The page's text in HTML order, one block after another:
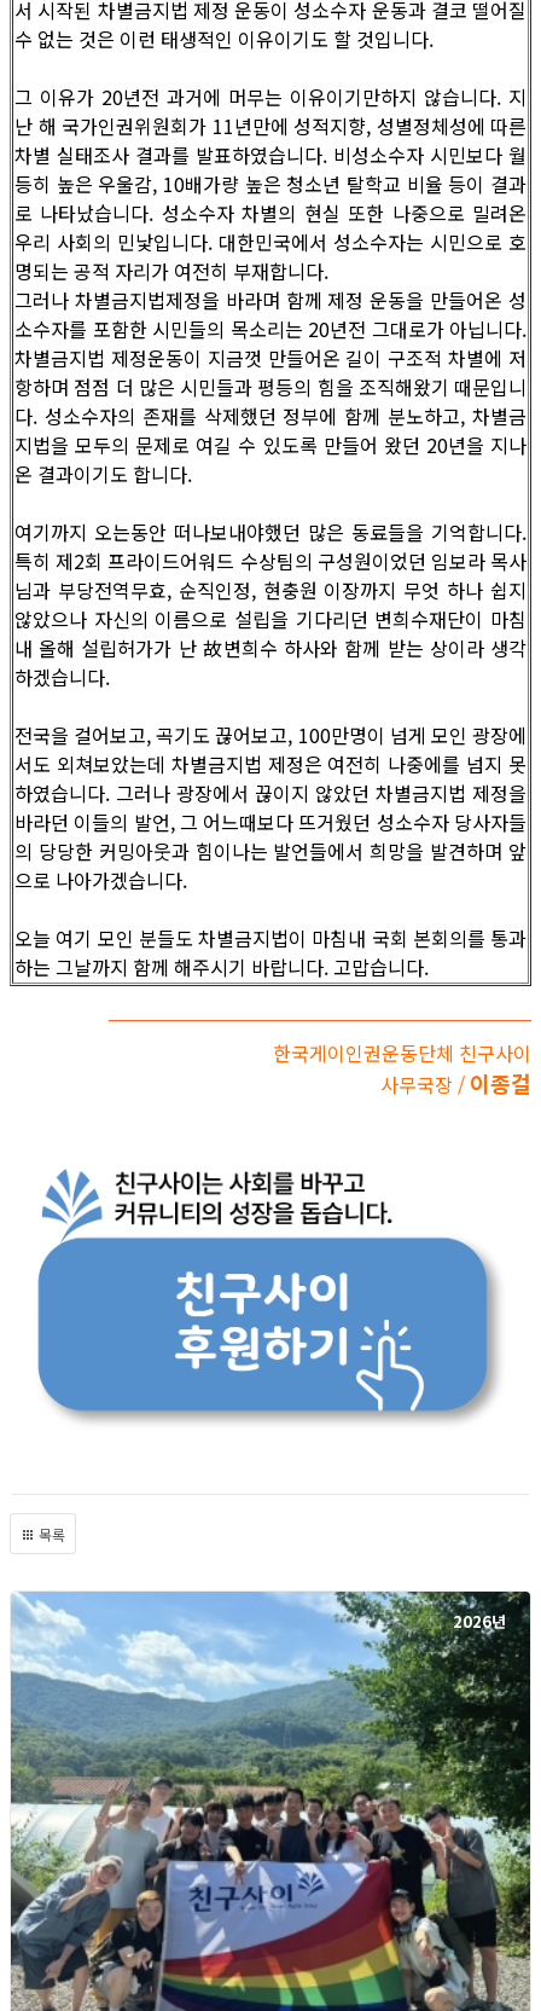
서 시작된 차별금지법 제정 운동이 성소수자 운동과 결코 떨어질
수 없는 것은 이런 태생적인 이유이기도 할 것입니다.
그 이유가 20년전 과거에 머무는 이유이기만하지 않습니다. 지
난 해 국가인권위원회가 11년만에 성적지향, 성별정체성에 따른
차별 실태조사 결과를 발표하였습니다. 비성소수자 시민보다 월
등히 높은 우울감, 10배가량 높은 청소년 탈학교 비율 등이 결과
로 나타났습니다. 성소수자 차별의 현실 또한 나중으로 밀려온
우리 사회의 민낯입니다. 대한민국에서 성소수자는 시민으로 호
명되는 공적 자리가 여전히 부재합니다.
그러나 차별금지법제정을 바라며 함께 제정 운동을 만들어온 성
소수자를 포함한 시민들의 목소리는 20년전 그대로가 아닙니다.
차별금지법 제정운동이 지금껏 만들어온 길이 구조적 차별에 저
항하며 점점 더 많은 시민들과 평등의 힘을 조직해왔기 때문입니
다. 성소수자의 존재를 삭제했던 정부에 함께 분노하고, 차별금
지법을 모두의 문제로 여길 수 있도록 만들어 왔던 20년을 지나
온 결과이기도 합니다.
여기까지 오는동안 떠나보내야했던 많은 동료들을 기억합니다.
특히 제2회 프라이드어워드 수상팀의 구성원이었던 임보라 목사
님과 부당전역무효, 순직인정, 현충원 이장까지 무엇 하나 쉽지
않았으나 자신의 이름으로 설립을 기다리던 변희수재단이 마침
내 올해 설립허가가 난 故변희수 하사와 함께 받는 상이라 생각
하겠습니다.
전국을 걸어보고, 곡기도 끊어보고, 100만명이 넘게 모인 광장에
서도 외쳐보았는데 차별금지법 제정은 여전히 나중에를 넘지 못
하였습니다. 그러나 광장에서 끊이지 않았던 차별금지법 제정을
바라던 이들의 발언, 그 어느때보다 뜨거웠던 성소수자 당사자들
의 당당한 커밍아웃과 힘이나는 발언들에서 희망을 발견하며 앞
으로 나아가겠습니다.
오늘 여기 모인 분들도 차별금지법이 마침내 국회 본회의를 통과
하는 그날까지 함께 해주시기 바랍니다. 고맙습니다.
한국게이인권운동단체 친구사이
사무국장 / 이종걸
목록
2026년